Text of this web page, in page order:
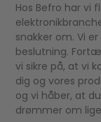
Hos Befro har vi
snakker om. Vi
beslutning.
vi sikre på, at vi
dig og vores
og vi håber, at
drømmer om